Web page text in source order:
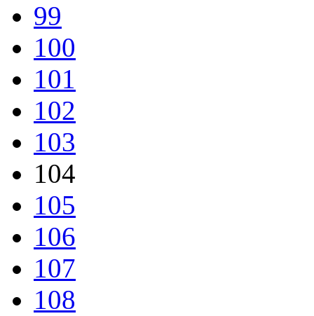
99
100
101
102
103
104
105
106
107
108